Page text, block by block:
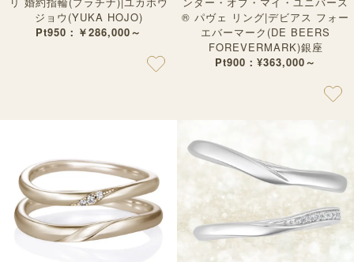
ジョウ(YUKA HOJO)
Pt950：￥286,000～
® パヴェ リング|デビアス フォー
エバーマーク(DE BEERS
FOREVERMARK)銀座
Pt900：¥363,000～